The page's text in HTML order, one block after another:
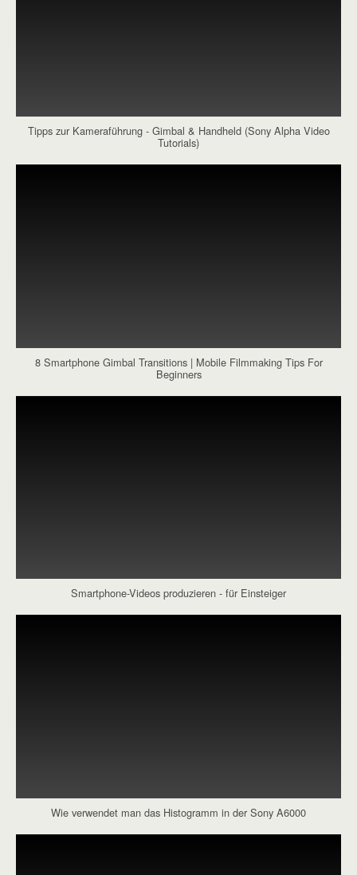
Tipps zur Kameraführung - Gimbal & Handheld (Sony Alpha Video
Tutorials)
8 Smartphone Gimbal Transitions | Mobile Filmmaking Tips For
Beginners
Smartphone-Videos produzieren - für Einsteiger
Wie verwendet man das Histogramm in der Sony A6000